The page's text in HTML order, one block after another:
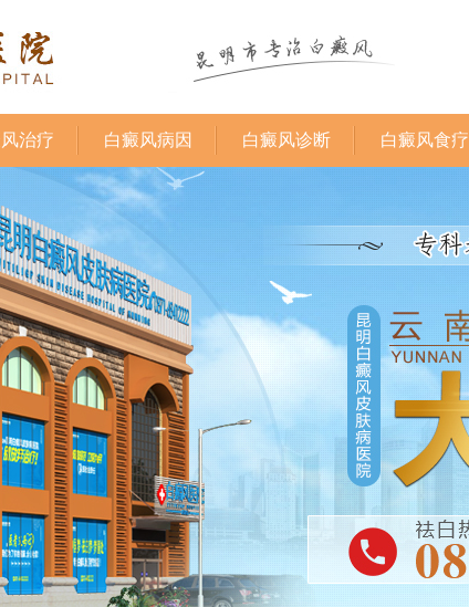
治疗 白癜风病因 白癜风诊断 白癜风食疗